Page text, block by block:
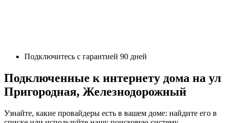
Подключитесь с гарантией 90 дней
Подключенные к интернету дома на ул
Пригородная, Железнодорожный
Узнайте, какие провайдеры есть в вашем доме: найдите его в